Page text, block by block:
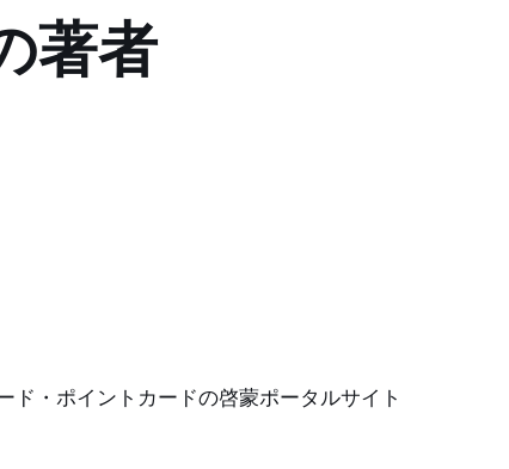
著者
ド・ポイントカードの啓蒙ポータルサイト